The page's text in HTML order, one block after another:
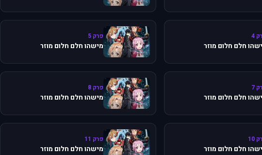
4
חלם חלום מוזר
פרק 5
מישהו חלם חלום מוזר
7
חלם חלום מוזר
פרק 8
מישהו חלם חלום מוזר
10
חלם חלום מוזר
פרק 11
מישהו חלם חלום מוזר